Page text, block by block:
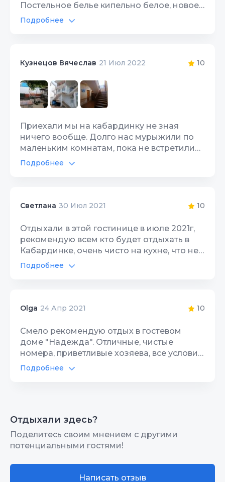
Постельное белье кипельно белое, новое.
До моря 15-20 минут. Рекомендую.
Спасибо Константину.
Подробнее
Кузнецов Вячеслав 21 Июл 2022 10
Приехали мы на кабардинку не зная
ничего вообще. Долго нас мурыжили по
маленьким комнатам, пока не встретили
дружелюбного паренька, который с
удовольствием согласился нас проводить
вместе с семьёй! Заселили очень быстро.
есть. Приветливые и дружелюбные
хозяева. В следующий раз приедем
обязательно сюда! До моря 15 минут идти
Подробнее
Светлана 30 Июл 2021 10
Отдыхали в этой гостинице в июле 2021г,
рекомендую всем кто будет отдыхать в
Кабардинке, очень чисто на кухне, что не
маловажно, номера тоже чистые,
приветливые хозяева, на след. год только к
Цена/Качество
Расположение
Гостеприимство
Подробнее
Olga 24 Апр 2021 10
Смело рекомендую отдых в гостевом
доме "Надежда". Отличные, чистые
номера, приветливые хозяева, все условия,
не далеко "Старый парк", который удивит
Вас своей красотой ,вечером можно
которые создают прекрасный отдых,
своим прекрасным настроением,
позитивом, уютом и комфортом! Если в
этом году не будет ограничения, то
отдыхать только к Вам!
Территория, двор
Цена/Качество
Подробнее
Отдыхали здесь?
Поделитесь своим мнением с другими
потенциальными гостями!
Написать отзыв